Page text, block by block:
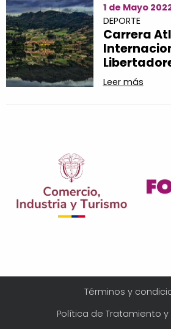
1 de Mayo
DEPORTE
Carrera
Leer más
Términos y
Política de Tratamiento y